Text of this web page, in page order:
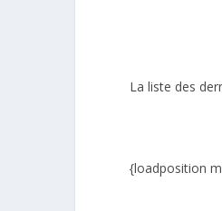
La liste des
{loadposition